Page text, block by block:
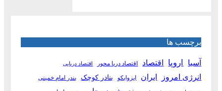
برچسب ها
آسیا اروپا اقتصاد اقتصاد دریا محور اقتصاد دریایی
انرژی امروز ایران ایزوایکو بنادر کوچک بندر امام خمینی